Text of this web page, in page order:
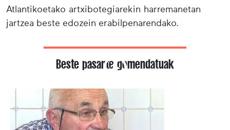
Atlantikoetako artxibotegiarekin harremanetan
jartzea beste edozein erabilpenarendako.
Beste pasarte gomendatuak